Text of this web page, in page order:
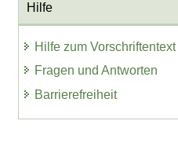
Hilfe
Hilfe zum Vorschriftentext
Fragen und Antworten
Barrierefreiheit